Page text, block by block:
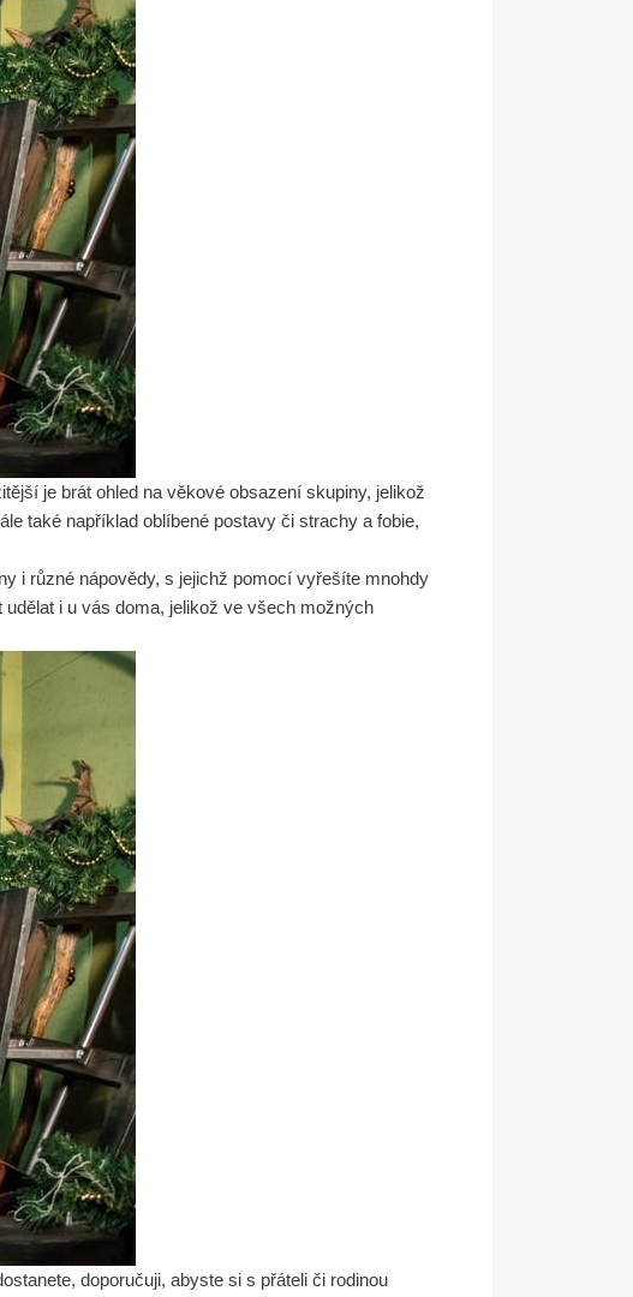
je brát ohled na věkové obsazení skupiny, jelikož
také například oblíbené postavy či strachy a fobie,
i různé nápovědy, s jejichž pomocí vyřešíte mnohdy
i u vás doma, jelikož ve všech možných
doporučuji, abyste si s přáteli či rodinou